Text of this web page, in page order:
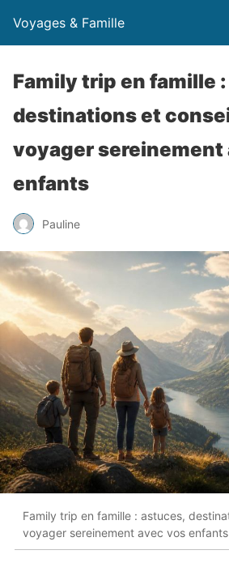
Voyages & Famille
Family trip en famille
destinations et
voyager sereinement
enfants
Pauline
Family trip en famille : astuces,
voyager sereinement avec vos enfants